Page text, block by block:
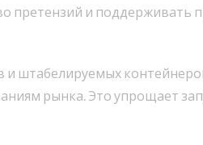
претензий и поддерживать
штабелируемых
рынка. Это упрощает